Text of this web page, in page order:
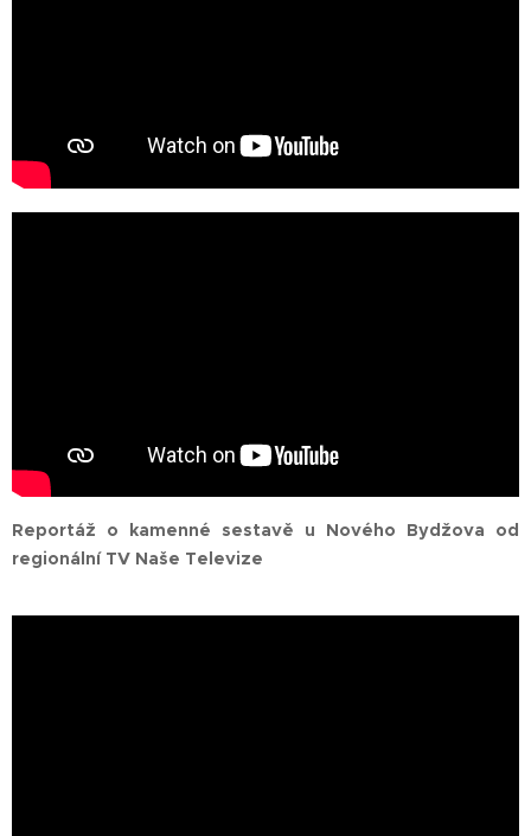
Reportáž o kamenné sestavě u Nového Bydžova od
regionální TV Naše Televize